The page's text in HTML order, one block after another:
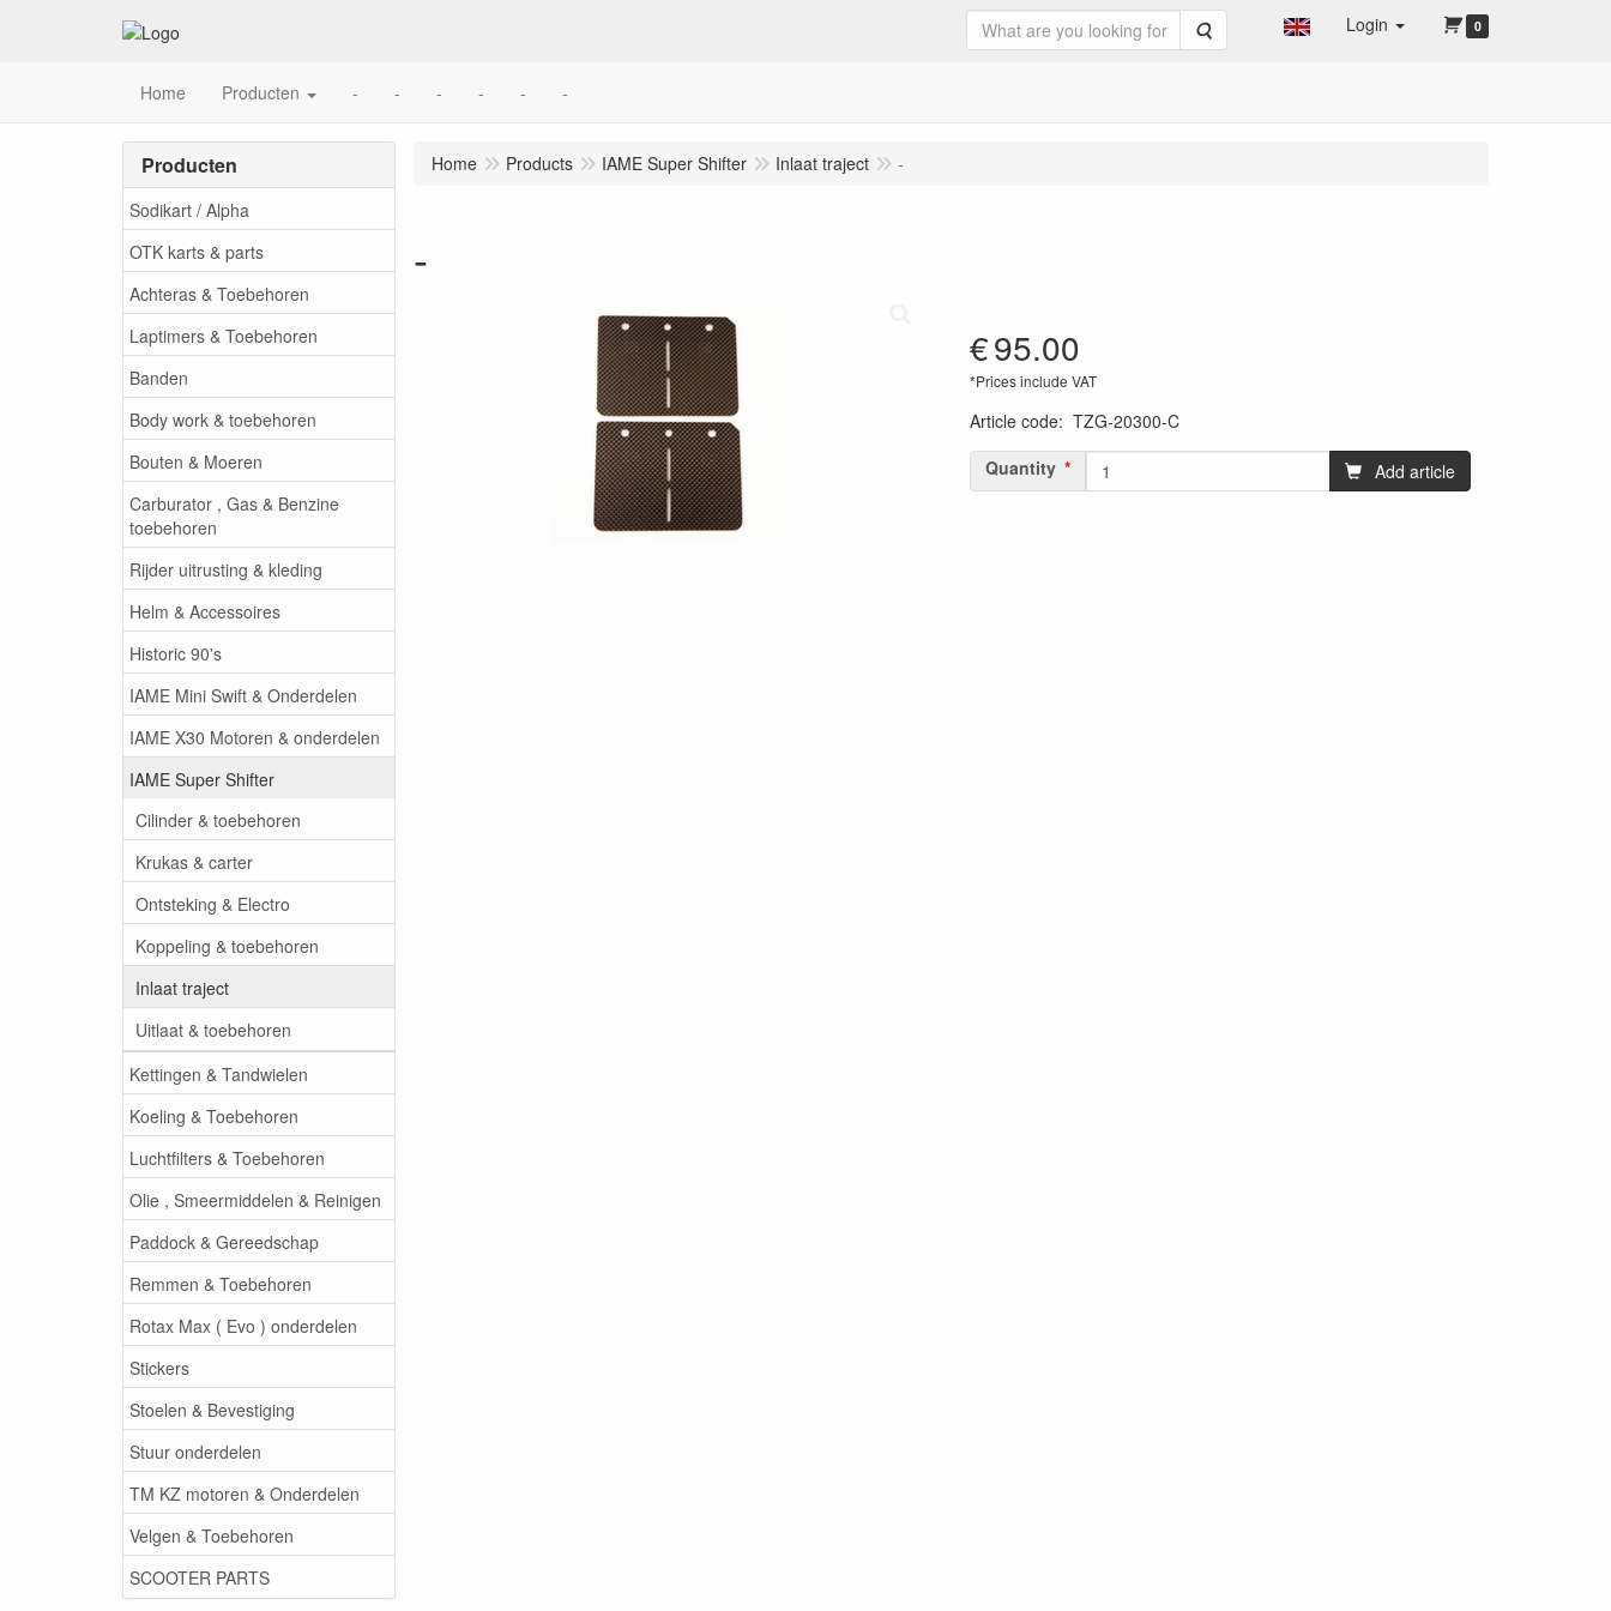
Search Login 0
Home Producten - - - - - -
Producten
Sodikart / Alpha
OTK karts & parts
Achteras & Toebehoren
Laptimers & Toebehoren
Banden
Body work & toebehoren
Bouten & Moeren
Carburator , Gas & Benzine
toebehoren
Rijder uitrusting & kleding
Helm & Accessoires
Historic 90's
IAME Mini Swift & Onderdelen
IAME X30 Motoren & onderdelen
IAME Super Shifter
Cilinder & toebehoren
Krukas & carter
Ontsteking & Electro
Koppeling & toebehoren
Inlaat traject
Uitlaat & toebehoren
Kettingen & Tandwielen
Koeling & Toebehoren
Luchtfilters & Toebehoren
Olie , Smeermiddelen & Reinigen
Paddock & Gereedschap
Remmen & Toebehoren
Rotax Max ( Evo ) onderdelen
Stickers
Stoelen & Bevestiging
Stuur onderdelen
TM KZ motoren & Onderdelen
Velgen & Toebehoren
SCOOTER PARTS
Home Products IAME Super Shifter Inlaat traject -
-
€95.00
*Prices include VAT
Article code: TZG-20300-C
Quantity
Add article